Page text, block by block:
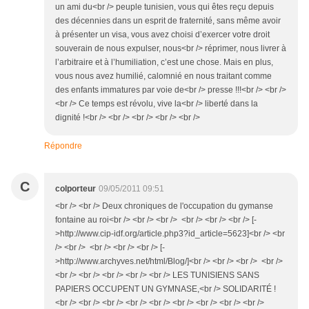
un ami du<br /> peuple tunisien, vous qui êtes reçu depuis
des décennies dans un esprit de fraternité, sans même avoir
à présenter un visa, vous avez choisi d’exercer votre droit
souverain de nous expulser, nous<br /> réprimer, nous livrer à
l’arbitraire et à l’humiliation, c’est une chose. Mais en plus,
vous nous avez humilié, calomnié en nous traitant comme
des enfants immatures par voie de<br /> presse !!!<br /> <br />
<br /> Ce temps est révolu, vive la<br /> liberté dans la
dignité !<br /> <br /> <br /> <br /> <br />
Répondre
C colporteur 09/05/2011 09:51
<br /> <br /> Deux chroniques de l'occupation du gymanse
fontaine au roi<br /> <br /> <br /> <br /> <br /> <br /> [-
>http://www.cip-idf.org/article.php3?id_article=5623]<br /> <br
/> <br /> <br /> <br /> <br /> [-
>http://www.archyves.net/html/Blog/]<br /> <br /> <br /> <br />
<br /> <br /> <br /> <br /> <br /> LES TUNISIENS SANS
PAPIERS OCCUPENT UN GYMNASE,<br /> SOLIDARITÉ !
<br /> <br /> <br /> <br /> <br /> <br /> <br /> <br /> <br />